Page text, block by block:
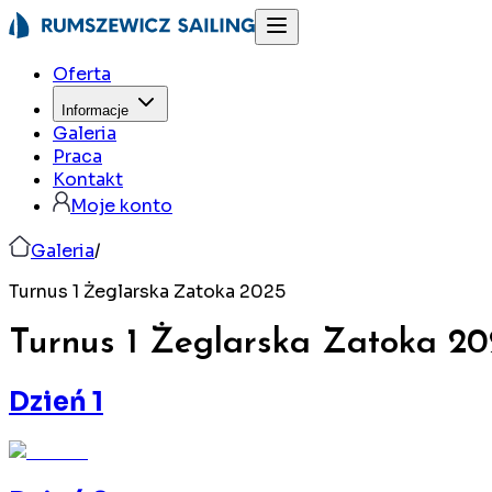
Oferta
Informacje
Galeria
Praca
Kontakt
Moje konto
Galeria/
Turnus 1 Żeglarska Zatoka 2025
Turnus 1 Żeglarska Zatoka
Dzień 1